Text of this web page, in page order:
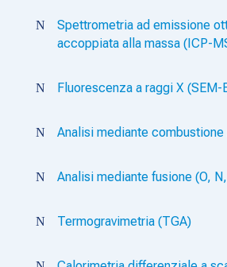
N
Spettrometria ad emissione
accoppiata alla massa (ICP-
N Fluorescenza a raggi X (SEM-
N Analisi mediante combustione
N Analisi mediante fusione (O,
N Termogravimetria (TGA)